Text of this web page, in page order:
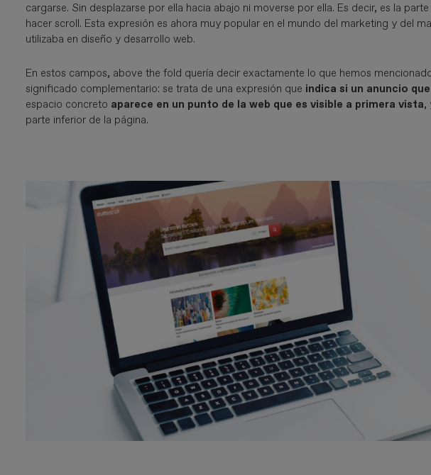
cargarse. Sin desplazarse por ella hacia abajo ni moverse por ella. Es decir, es la
hacer scroll. Esta expresión es ahora muy popular en el mundo del marketing y del
utilizaba en diseño y desarrollo web.
En estos campos, above the fold quería decir exactamente lo que hemos
significado complementario: se trata de una expresión que indica si un anuncio
espacio concreto aparece en un punto de la web que es visible a primera vista,
parte inferior de la página.